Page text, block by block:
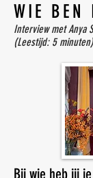
WIE BEN
Interview met Anya
(Leestijd: 5 minuten)
Bij wie heb jij